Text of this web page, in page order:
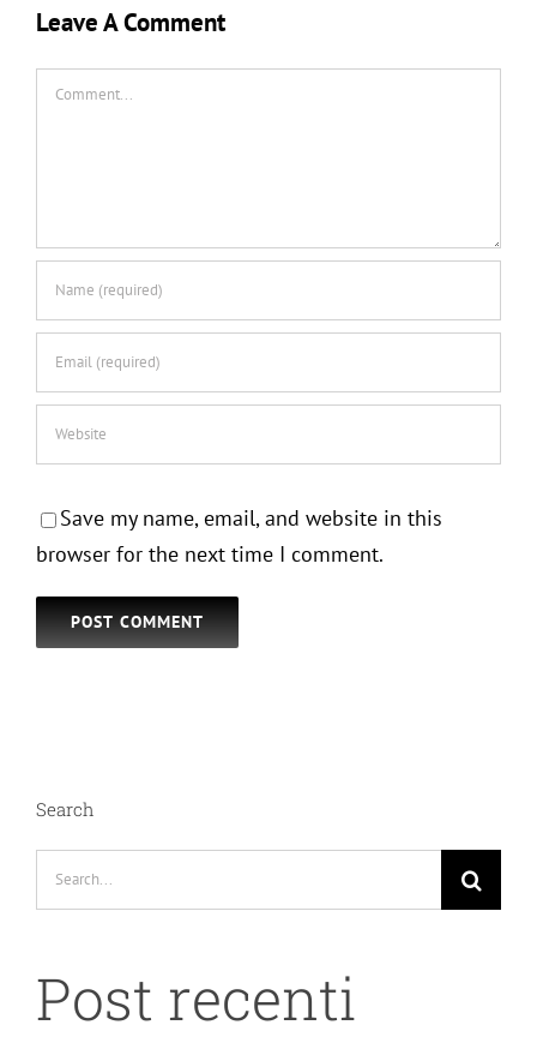
Leave A Comment
Comment
Save my name, email, and website in this
browser for the next time I comment.
Search
for:
Post recenti